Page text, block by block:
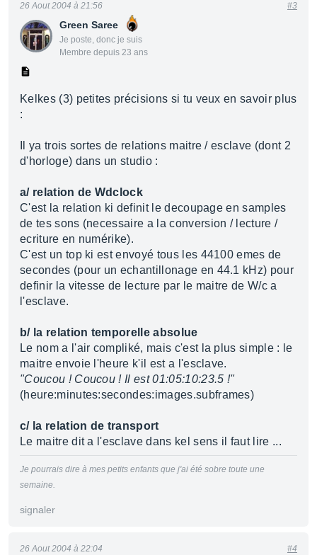
Green Saree
Je poste, donc je suis
Membre depuis 23 ans
26 Aout 2004 à 21:56 #3
Kelkes (3) petites précisions si tu veux en savoir plus
:
Il ya trois sortes de relations maitre / esclave (dont 2
d'horloge) dans un studio :
a/ relation de Wdclock
C'est la relation ki definit le decoupage en samples
de tes sons (necessaire a la conversion / lecture /
ecriture en numérike).
C'est un top ki est envoyé tous les 44100 emes de
secondes (pour un echantillonage en 44.1 kHz) pour
definir la vitesse de lecture par le maitre de W/c a
l'esclave.
b/ la relation temporelle absolue
Le nom a l'air compliké, mais c'est la plus simple : le
maitre envoie l'heure k'il est a l'esclave.
"Coucou ! Coucou ! Il est 01:05:10:23.5 !"
(heure:minutes:secondes:images.subframes)
c/ la relation de transport
Le maitre dit a l'esclave dans kel sens il faut lire ...
Je pourrais dire à mes petits enfants que j'ai été sobre toute une
semaine.
signaler
26 Aout 2004 à 22:04 #4